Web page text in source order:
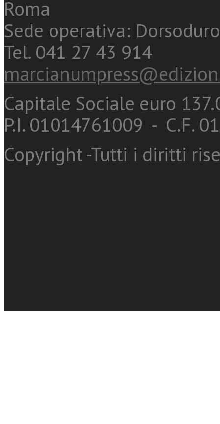
Roma
Sede operativa:
Tel. 041 27 43 914
Capitale Sociale euro
P.I. 01014761009 - C.F.
Copyright -Tutti i diritti